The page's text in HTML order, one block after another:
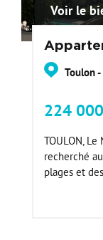
Voir le
Toulon
224
TOULON,
recherché
plages et